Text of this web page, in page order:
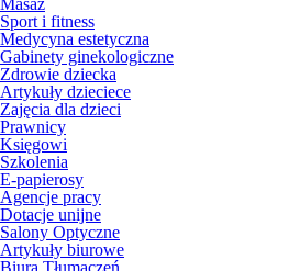
Masaż
Sport i fitness
Medycyna estetyczna
Gabinety ginekologiczne
Zdrowie dziecka
Artykuły dzieciece
Zajęcia dla dzieci
Prawnicy
Księgowi
Szkolenia
E-papierosy
Agencje pracy
Dotacje unijne
Salony Optyczne
Artykuły biurowe
Biura Tłumaczeń